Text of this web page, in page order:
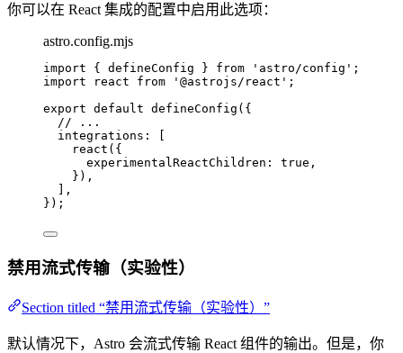
你可以在 React 集成的配置中启用此选项：
astro.config.mjs
import { defineConfig } from ' astro/config ' ;
import react from ' @astrojs/react ' ;
export default defineConfig ({
// ...
integrations: [
react ({
experimentalReactChildren: true ,
}),
],
});
禁用流式传输（实验性）
Section titled “禁用流式传输（实验性）”
默认情况下，Astro 会流式传输 React 组件的输出。但是，你